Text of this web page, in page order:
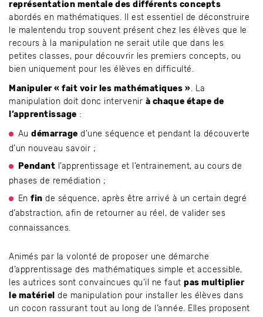
représentation mentale des différents concepts
abordés en mathématiques. Il est essentiel de déconstruire
le malentendu trop souvent présent chez les élèves que le
recours à la manipulation ne serait utile que dans les
petites classes, pour découvrir les premiers concepts, ou
bien uniquement pour les élèves en difficulté.
Manipuler « fait voir les mathématiques ». La
manipulation doit donc intervenir à chaque étape de
l’apprentissage :
Audémarrage d’une séquence et pendant la découverte
d’un nouveau savoir ;
Pendant l’apprentissage et l’entrainement, au cours de
phases de remédiation ;
Enfin de séquence, après être arrivé à un certain degré
d’abstraction, afin de retourner au réel, de valider ses
connaissances.
Animés par la volonté de proposer une démarche
d’apprentissage des mathématiques simple et accessible,
les autrices sont convaincues qu’il ne fautpas multiplier
le matériel
de manipulation pour installer les élèves dans
un cocon rassurant tout au long de l’année. Elles proposent